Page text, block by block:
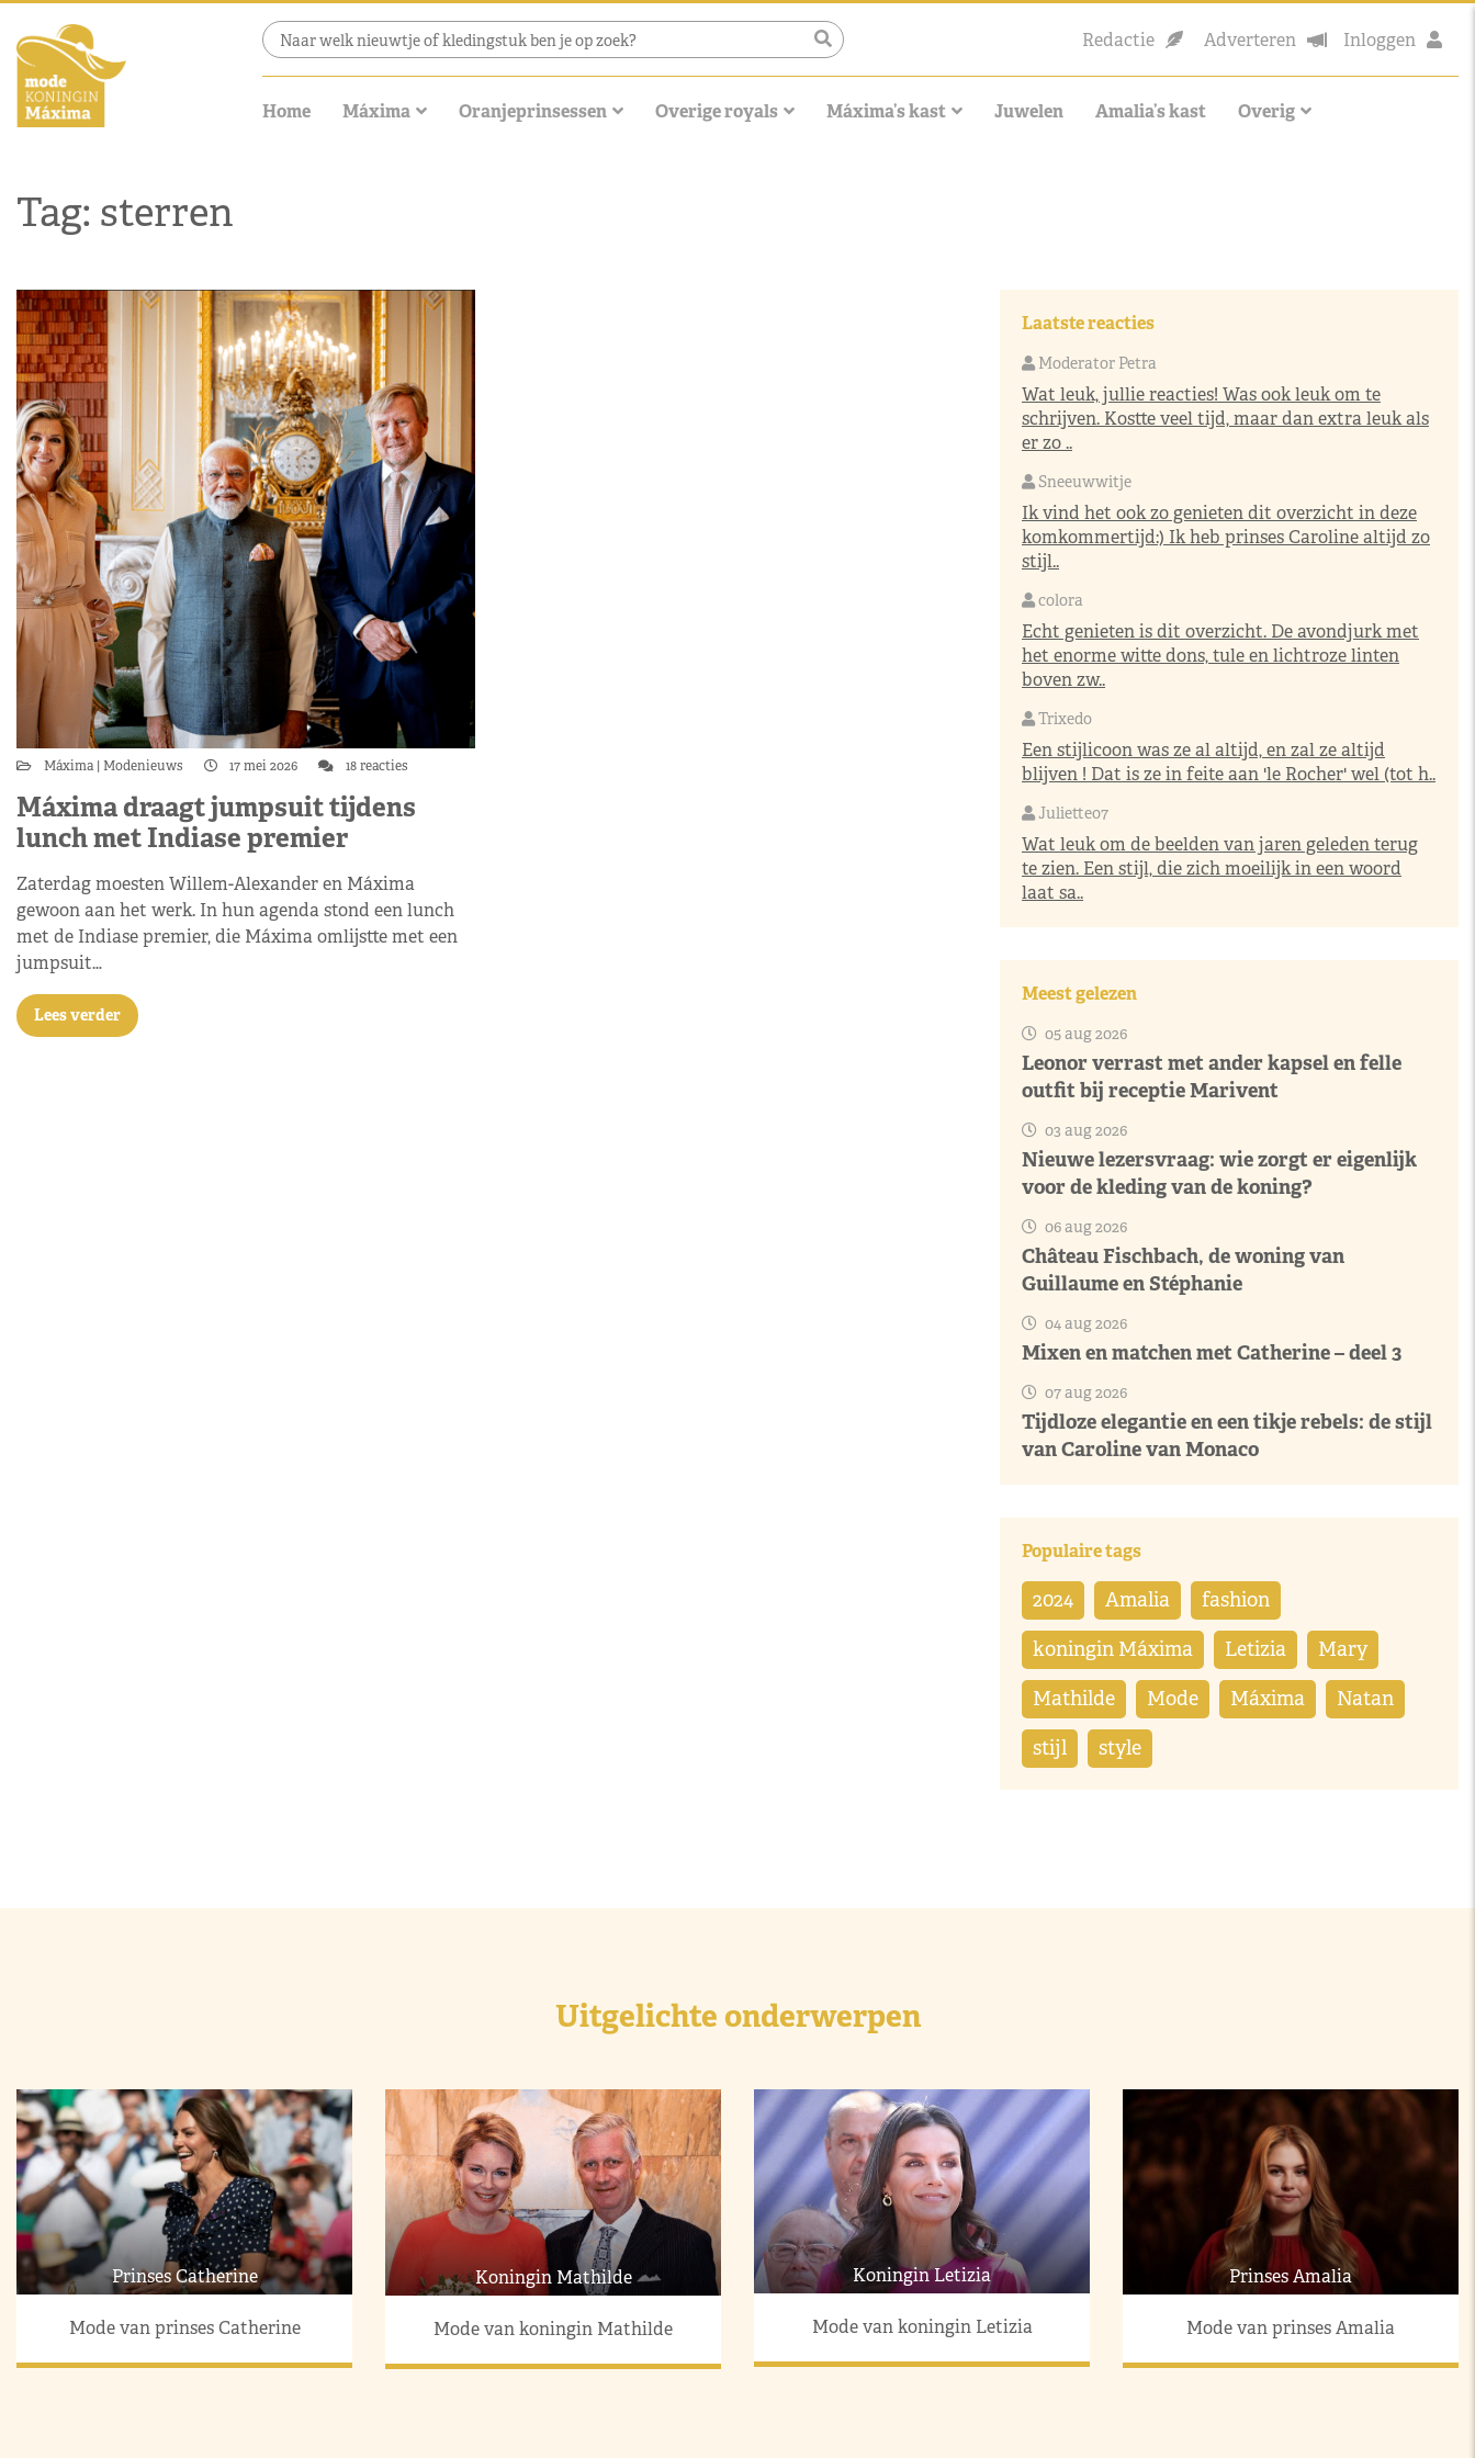
Redactie Adverteren Inloggen
Home Máxima Oranjeprinsessen Overige royals Máxima’s kast Juwelen Amalia’s kast Overig
Tag: sterren
Máxima Modenieuws 17 mei 2026 18 reacties
Máxima draagt jumpsuit tijdens
lunch met Indiase premier
Zaterdag moesten Willem-Alexander en Máxima
gewoon aan het werk. In hun agenda stond een lunch
met de Indiase premier, die Máxima omlijstte met een
jumpsuit…
Lees verder
Laatste reacties
Moderator Petra
Wat leuk, jullie reacties! Was ook leuk om te
schrijven. Kostte veel tijd, maar dan extra leuk als
er zo ..
Sneeuwwitje
Ik vind het ook zo genieten dit overzicht in deze
komkommertijd:) Ik heb prinses Caroline altijd zo
stijl..
colora
Echt genieten is dit overzicht. De avondjurk met
het enorme witte dons, tule en lichtroze linten
boven zw..
Trixedo
Een stijlicoon was ze al altijd, en zal ze altijd
blijven ! Dat is ze in feite aan 'le Rocher' wel (tot h..
Juliette07
Wat leuk om de beelden van jaren geleden terug
te zien. Een stijl, die zich moeilijk in een woord
laat sa..
Meest gelezen
05 aug 2026
Leonor verrast met ander kapsel en felle
outfit bij receptie Marivent
03 aug 2026
Nieuwe lezersvraag: wie zorgt er eigenlijk
voor de kleding van de koning?
06 aug 2026
Château Fischbach, de woning van
Guillaume en Stéphanie
04 aug 2026
Mixen en matchen met Catherine – deel 3
07 aug 2026
Tijdloze elegantie en een tikje rebels: de stijl
van Caroline van Monaco
Populaire tags
2024 Amalia fashion
koningin Máxima Letizia Mary
Mathilde Mode Máxima Natan
stijl style
Uitgelichte onderwerpen
Prinses Catherine
Mode van prinses Catherine
Koningin Mathilde
Mode van koningin Mathilde
Koningin Letizia
Mode van koningin Letizia
Prinses Amalia
Mode van prinses Amalia